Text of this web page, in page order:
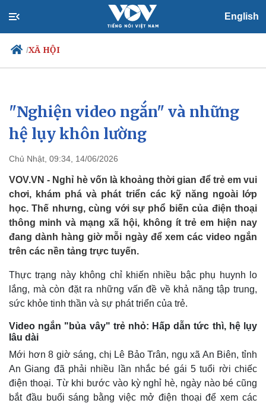
English
/XÃ HỘI
Chính trị
Đảng
Tổ chức nhân sự
Nhận diện sự thật
Xã hội
Dự báo thời tiết
Việc làm
Biển đảo
"Nghiện video ngắn" và những
hệ lụy khôn lường
Chủ Nhật, 09:34, 14/06/2026
VOV.VN - Nghỉ hè vốn là khoảng thời gian để trẻ em vui
chơi, khám phá và phát triển các kỹ năng ngoài lớp
học. Thế nhưng, cùng với sự phổ biến của điện thoại
thông minh và mạng xã hội, không ít trẻ em hiện nay
đang dành hàng giờ mỗi ngày để xem các video ngắn
trên các nền tảng trực tuyến.
Thực trạng này không chỉ khiến nhiều bậc phụ huynh lo
lắng, mà còn đặt ra những vấn đề về khả năng tập trung,
sức khỏe tinh thần và sự phát triển của trẻ.
Video ngắn "bủa vây" trẻ nhỏ: Hấp dẫn tức thì, hệ lụy
lâu dài
Mới hơn 8 giờ sáng, chị Lê Bảo Trân, ngụ xã An Biên, tỉnh
An Giang đã phải nhiều lần nhắc bé gái 5 tuổi rời chiếc
điện thoại. Từ khi bước vào kỳ nghỉ hè, ngày nào bé cũng
bắt đầu buổi sáng bằng việc mở điện thoại để xem các